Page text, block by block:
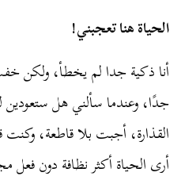
الحياة هنا تعجبني!
أنا ذكية جدا لم يخطأ،
جدًا، وعندما سألني هل
القذارة، أجبت بلا قاطعة،
أرى الحياة أكثر نظافة دون فعل